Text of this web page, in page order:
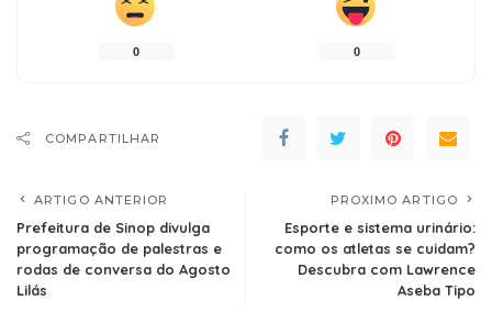
0 0
COMPARTILHAR
ARTIGO ANTERIOR
Prefeitura de Sinop divulga
programação de palestras e
rodas de conversa do Agosto
Lilás
PROXIMO ARTIGO
Esporte e sistema urinário:
como os atletas se cuidam?
Descubra com Lawrence
Aseba Tipo